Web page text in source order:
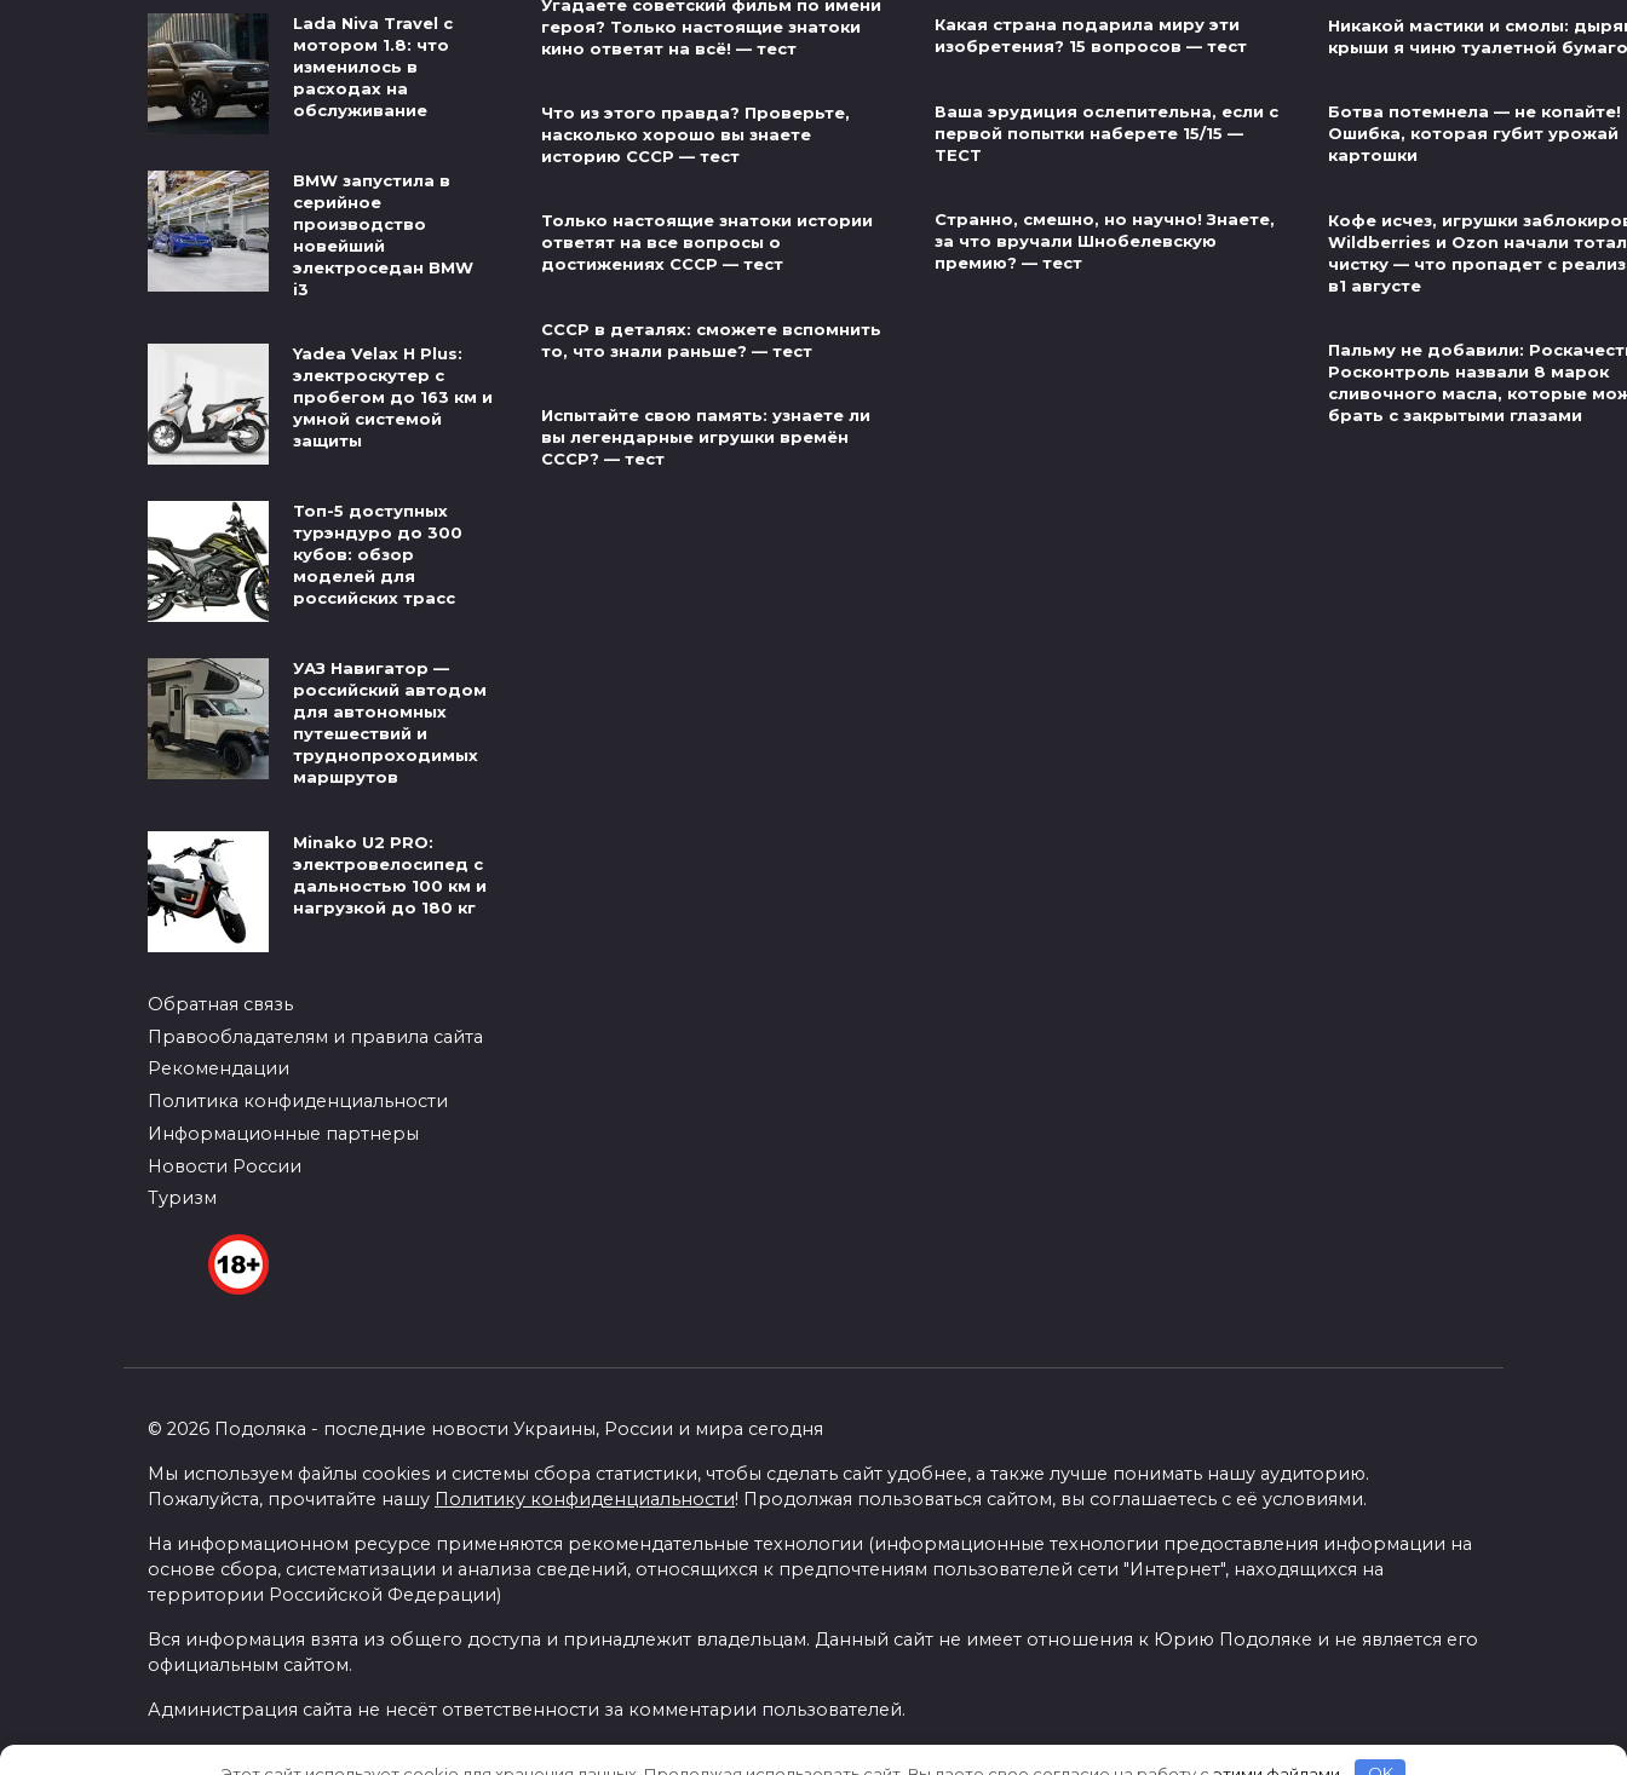
Lada Niva Travel с
мотором 1.8: что
изменилось в
расходах на
обслуживание
BMW запустила в
серийное
производство
новейший
электроседан BMW
i3
Yadea Velax H Plus:
электроскутер с
пробегом до 163 км и
умной системой
защиты
Топ-5 доступных
турэндуро до 300
кубов: обзор
моделей для
российских трасс
УАЗ Навигатор —
российский автодом
для автономных
путешествий и
труднопроходимых
маршрутов
Minako U2 PRO:
электровелосипед с
дальностью 100 км и
нагрузкой до 180 кг
Обратная связь
Правообладателям и правила сайта
Рекомендации
Политика конфиденциальности
Информационные партнеры
Новости России
Туризм
Угадаете советский фильм по имени
героя? Только настоящие знатоки
кино ответят на всё! — тест
Что из этого правда? Проверьте,
насколько хорошо вы знаете
историю СССР — тест
Только настоящие знатоки истории
ответят на все вопросы о
достижениях СССР — тест
СССР в деталях: сможете вспомнить
то, что знали раньше? — тест
Испытайте свою память: узнаете ли
вы легендарные игрушки времён
СССР? — тест
Какая страна подарила миру эти
изобретения? 15 вопросов — тест
Ваша эрудиция ослепительна, если с
первой попытки наберете 15/15 —
ТЕСТ
Странно, смешно, но научно! Знаете,
за что вручали Шнобелевскую
премию? — тест
Никакой мастики и смолы:
крыши я чиню туалетной
Ботва потемнела — не копайте!
Ошибка, которая губит урожай
картошки
Кофе исчез, игрушки
Wildberries и Ozon начали
чистку — что пропадет с
в1 августе
Пальму не добавили:
Росконтроль назвали 8 марок
сливочного масла, которые
брать с закрытыми глазами
© 2026 Подоляка - последние новости Украины, России и мира сегодня
Мы используем файлы cookies и системы сбора статистики, чтобы сделать сайт удобнее, а также лучше понимать нашу аудиторию.
Пожалуйста, прочитайте нашу Политику конфиденциальности! Продолжая пользоваться сайтом, вы соглашаетесь с её условиями.
На информационном ресурсе применяются рекомендательные технологии (информационные технологии предоставления информации на
основе сбора, систематизации и анализа сведений, относящихся к предпочтениям пользователей сети "Интернет", находящихся на
территории Российской Федерации)
Вся информация взята из общего доступа и принадлежит владельцам. Данный сайт не имеет отношения к Юрию Подоляке и не является его
официальным сайтом.
Администрация сайта не несёт ответственности за комментарии пользователей.